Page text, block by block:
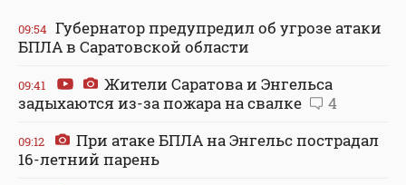
09:54 Губернатор предупредил об угрозе атаки
БПЛА в Саратовской области
09:41
Жители Саратова и Энгельса
задыхаются из-за пожара на свалке
4
09:12
При атаке БПЛА на Энгельс пострадал
16-летний парень